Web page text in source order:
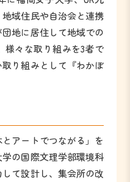
域住民や自治会と連携
地に居住して地域での
様々な取り組みを3者で
り組みとして『わかぼ
アートでつながる」を
の国際文理学部環境科
て設計し、集会所の改